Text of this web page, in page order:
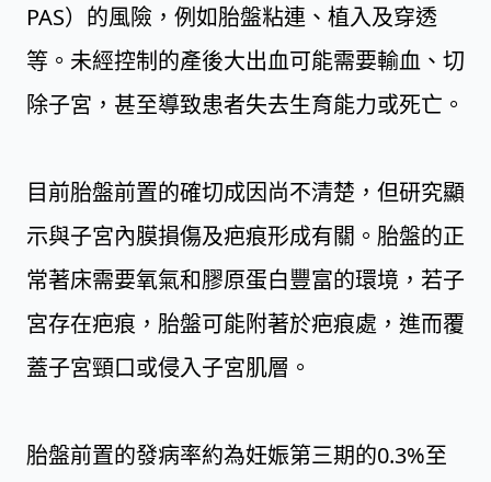
PAS）的風險，例如胎盤粘連、植入及穿透
等。未經控制的產後大出血可能需要輸血、切
除子宮，甚至導致患者失去生育能力或死亡。
目前胎盤前置的確切成因尚不清楚，但研究顯
示與子宮內膜損傷及疤痕形成有關。胎盤的正
常著床需要氧氣和膠原蛋白豐富的環境，若子
宮存在疤痕，胎盤可能附著於疤痕處，進而覆
蓋子宮頸口或侵入子宮肌層。
胎盤前置的發病率約為妊娠第三期的0.3%至